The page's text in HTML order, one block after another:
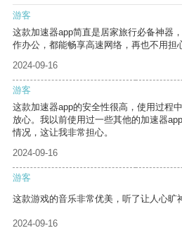
游客
这款加速器app简直是居家旅行必备神器
作办公，都能畅享高速网络，再也不用担
2024-09-16
游客
这款加速器app的安全性很高，使用过程
放心。我以前使用过一些其他的加速器
情况，这让我非常担心。
2024-09-16
游客
这款游戏的音乐非常优美，听了让人心旷
2024-09-16